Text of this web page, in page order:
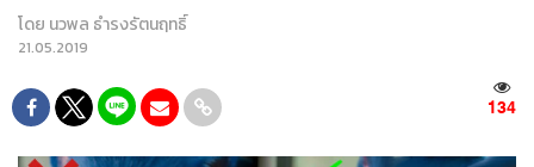
โดย นวพล ธำรงรัตนฤทธิ์
21.05.2019
134